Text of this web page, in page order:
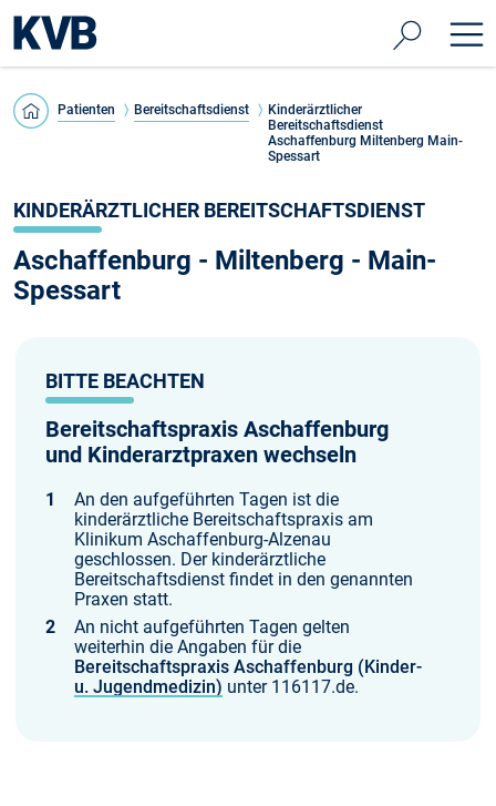
Patienten Bereitschaftsdienst
Kinderärztlicher
Bereitschaftsdienst
Aschaffenburg Miltenberg Main-
Spessart
KINDERÄRZTLICHER BEREITSCHAFTSDIENST
Aschaffenburg - Miltenberg - Main-
Spessart
BITTE BEACHTEN
Bereitschaftspraxis Aschaffenburg
und Kinderarztpraxen wechseln
An den aufgeführten Tagen ist die
kinderärztliche Bereitschaftspraxis am
Klinikum Aschaffenburg-Alzenau
geschlossen. Der kinderärztliche
Bereitschaftsdienst findet in den genannten
Praxen statt.
An nicht aufgeführten Tagen gelten
weiterhin die Angaben für die
Bereitschaftspraxis Aschaffenburg (Kinder-
u. Jugendmedizin) unter 116117.de.